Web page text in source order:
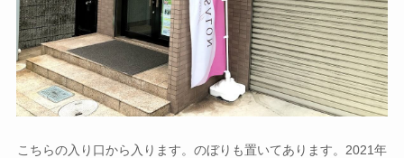
こちらの入り口から入ります。のぼりも置いてあります。2021年